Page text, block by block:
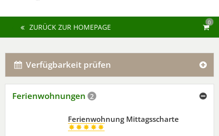
0
ZURÜCK ZUR HOMEPAGE
Verfügbarkeit prüfen
Ferienwohnungen 2
Ferienwohnung Mittagsscharte